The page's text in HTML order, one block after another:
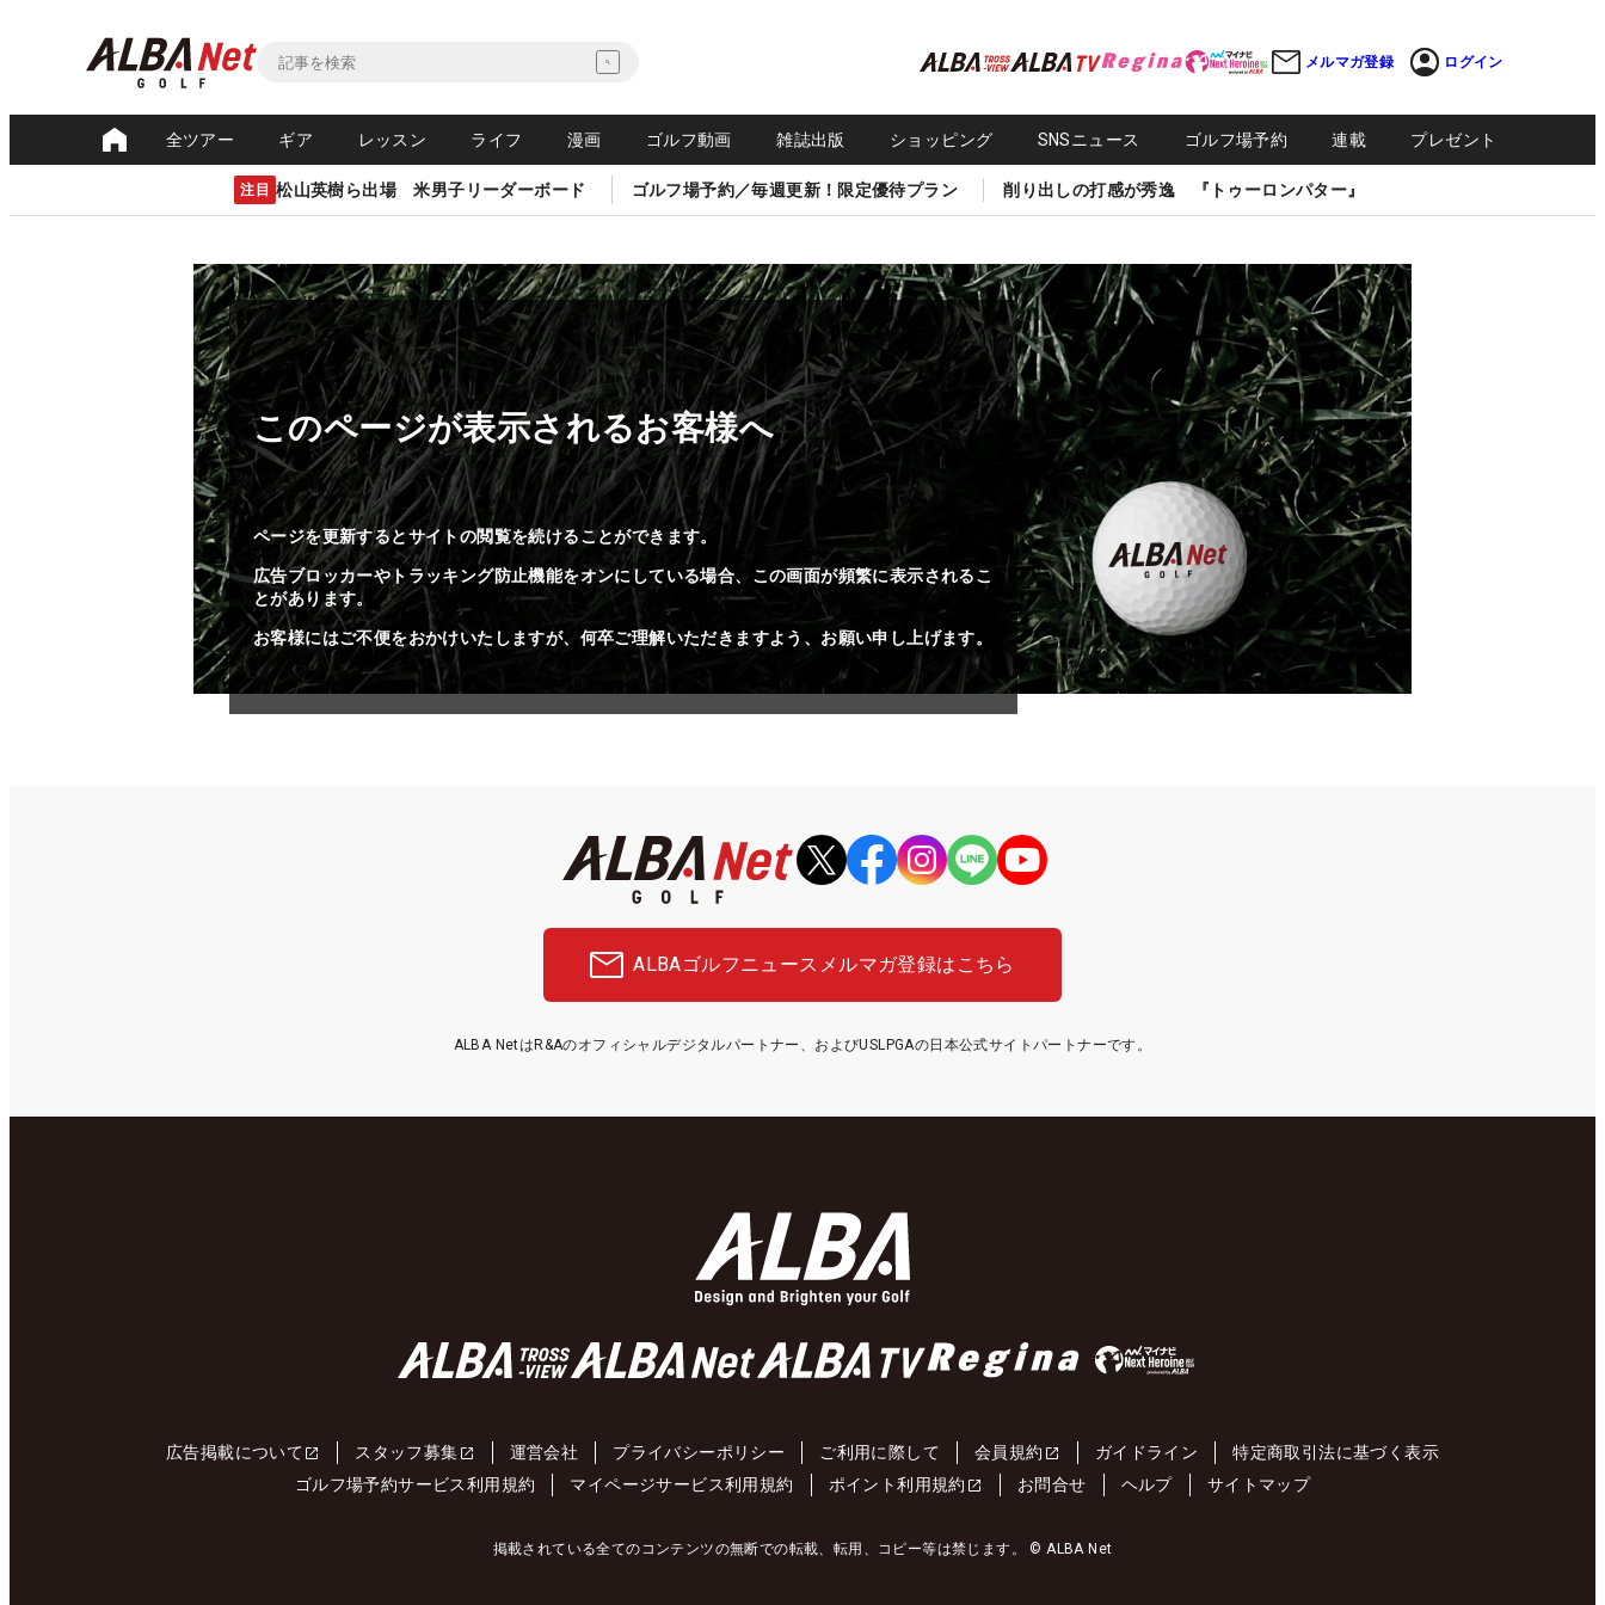
メルマガ登録 ログイン
全ツアー ギア レッスン ライフ 漫画 ゴルフ動画 雑誌出版 ショッピング SNSニュース ゴルフ場予約 連載 プレゼント
注目 松山英樹ら出場 米男子リーダーボード ゴルフ場予約／毎週更新！限定優待プラン 削り出しの打感が秀逸 『トゥーロンパター』
このページが表示されるお客様へ
ページを更新するとサイトの閲覧を続けることができます。
広告ブロッカーやトラッキング防止機能をオンにしている場合、この画面が頻繁に表示されるこ
とがあります。
お客様にはご不便をおかけいたしますが、何卒ご理解いただきますよう、お願い申し上げます。
ALBAゴルフニュース メルマガ登録はこちら
ALBA NetはR&Aのオフィシャルデジタルパートナー、およびUSLPGAの日本公式サイトパートナーです。
広告掲載について スタッフ募集 運営会社 プライバシーポリシー ご利用に際して 会員規約 ガイドライン
特定商取引法に基づく表示
ゴルフ場予約サービス利用規約
マイページサービス利用規約 ポイント利用規約 お問合せ ヘルプ サイトマップ
掲載されている全てのコンテンツの無断での転載、転用、コピー等は禁じます。 © ALBA Net